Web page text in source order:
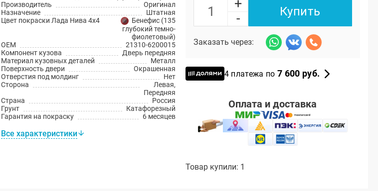
Производитель
Оригинал
Назначение
Штатная
Цвет покраски Лада Нива 4х4
Бенефис (135
глубокий темно-
фиолетовый)
OEM
21310-6200015
Компонент кузова
Дверь передняя
Материал кузовных деталей
Металл
Поверхность двери
Окрашенная
Отверстия под молдинг
Нет
Сторона
Левая,
Передняя
Страна
Россия
Грунт
Катафорезный
Гарантия на покраску
6 месяцев
Все характеристики
+
-
Купить
Заказать через:
4 платежа по 7 600 руб.
Оплата и доставка
Товар купили: 1